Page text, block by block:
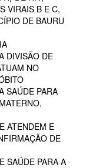
VIRAIS B E C,
DE BAURU
DIVISÃO DE
NO
SAÚDE PARA
ATENDEM E
DE
SAÚDE PARA A